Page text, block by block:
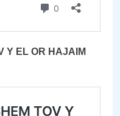
Y EL OR HAJAIM